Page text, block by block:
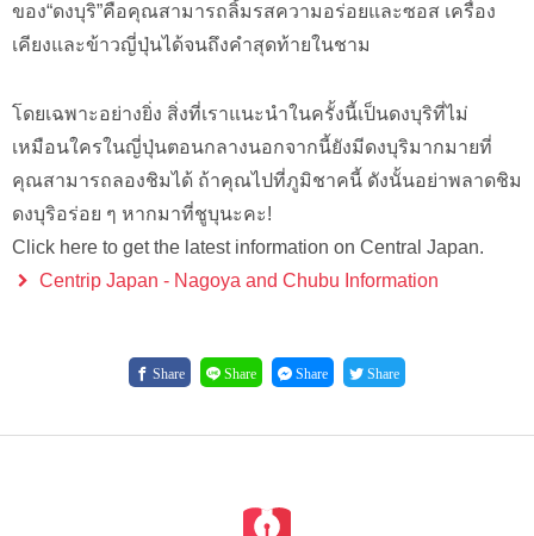
ของ“ดงบุริ”คือคุณสามารถลิ้มรสความอร่อยและซอส เครื่อง
เคียงและข้าวญี่ปุ่นได้จนถึงคำสุดท้ายในชาม
โดยเฉพาะอย่างยิ่ง สิ่งที่เราแนะนำในครั้งนี้เป็นดงบุริที่ไม่
เหมือนใครในญี่ปุ่นตอนกลางนอกจากนี้ยังมีดงบุริมากมายที่
คุณสามารถลองชิมได้ ถ้าคุณไปที่ภูมิชาคนี้ ดังนั้นอย่าพลาดชิม
ดงบุริอร่อย ๆ หากมาที่ชูบุนะคะ!
Click here to get the latest information on Central Japan.
Centrip Japan - Nagoya and Chubu Information
Share Share Share Share